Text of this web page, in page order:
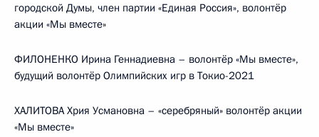
городской Думы, член партии «Единая Россия», волонтёр
акции «Мы вместе»
ФИЛОНЕНКО Ирина Геннадиевна – волонтёр «Мы вместе»,
будущий волонтёр Олимпийских игр в Токио-2021
ХАЛИТОВА Хрия Усмановна – «серебряный» волонтёр акции
«Мы вместе»